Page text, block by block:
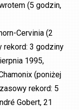
(5 godzin,
Cervinia (2
rekord: 3 godziny
1995,
(poniżej
rekord: 5
Gobert, 21